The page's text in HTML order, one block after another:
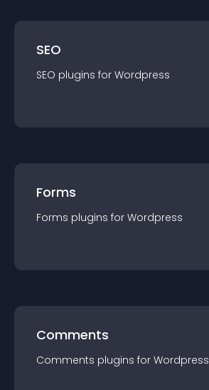
SEO
SEO plugins for Wordpress
Forms
Forms plugins for Wordpress
Comments
Comments plugins for Wordpress